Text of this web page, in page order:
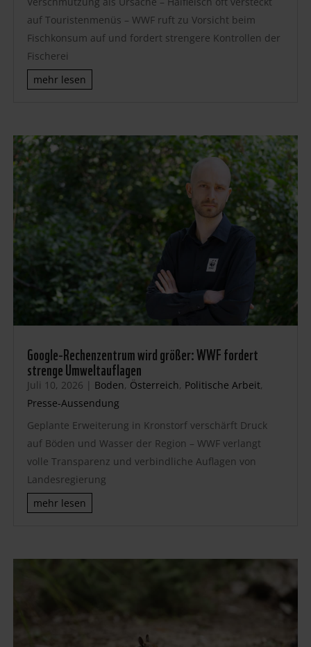
auf Touristenmenüs – WWF ruft zu Vorsicht beim
Fischkonsum auf und fordert strengere Kontrollen der
Fischerei
mehr lesen
Google-Rechenzentrum wird größer: WWF fordert
strenge Umweltauflagen
Juli 10, 2026 | Boden, Österreich, Politische Arbeit,
Presse-Aussendung
Geplante Erweiterung in Kronstorf verschärft Druck
auf Böden und Wasser der Region – WWF verlangt
volle Transparenz und verbindliche Auflagen von
Landesregierung
mehr lesen